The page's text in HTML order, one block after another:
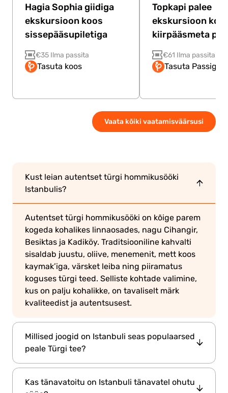
Hagia Sophia giidiga
ekskursioon koos
sissepääsupiletiga
€35 Ilma passita
Tasuta koos
Topkapi palee
ekskursioon
kiirpääsmeta
€61 Ilma passita
Tasuta Passiga
Vaata kõiki vaatamisväärsusi
Kust leian autentset türgi hommikusööki
Istanbulis?
Autentset türgi hommikusööki on kõige parem
kogeda kohalikes linnaosades, nagu Cihangir,
Besiktas ja Kadiköy. Traditsiooniline kahvalti
sisaldab juustu, oliive, menemenit, mett koos
kaymak’iga, värsket leiba ning piiramatus
koguses türgi teed. Selliste kohtade valimine,
kus on palju kohalikke, on tavaliselt märk
kvaliteedist ja autentsusest.
Millised joogid on Istanbuli seas populaarsed
peale Türgi tee?
Lisaks Türgi teele (çay) peaksid külastajad
proovima Türgi kohvi, ayranit ja salgami. Türgi
Kas tänavatoitu on Istanbuli tänavatel ohutu